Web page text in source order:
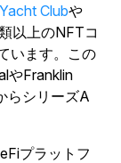
Clubや
以上のNFTコ
います。この
やFranklin
らシリーズA
プラットフ